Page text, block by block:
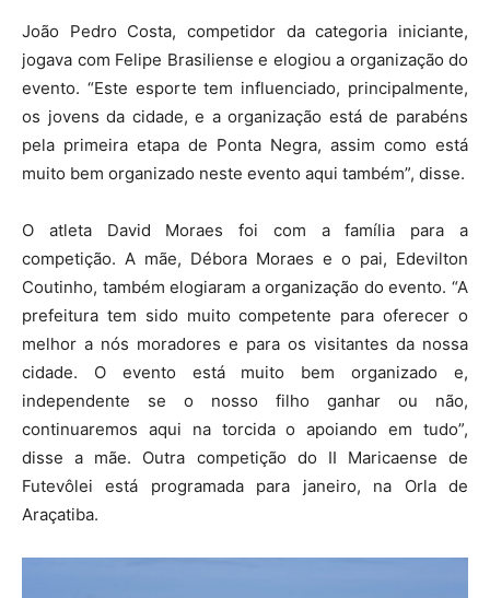
João Pedro Costa, competidor da categoria iniciante,
jogava com Felipe Brasiliense e elogiou a organização do
evento. “Este esporte tem influenciado, principalmente,
os jovens da cidade, e a organização está de parabéns
pela primeira etapa de Ponta Negra, assim como está
muito bem organizado neste evento aqui também”, disse.
O atleta David Moraes foi com a família para a
competição. A mãe, Débora Moraes e o pai, Edevilton
Coutinho, também elogiaram a organização do evento. “A
prefeitura tem sido muito competente para oferecer o
melhor a nós moradores e para os visitantes da nossa
cidade. O evento está muito bem organizado e,
independente se o nosso filho ganhar ou não,
continuaremos aqui na torcida o apoiando em tudo”,
disse a mãe. Outra competição do II Maricaense de
Futevôlei está programada para janeiro, na Orla de
Araçatiba.